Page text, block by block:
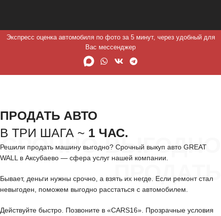
Экспресс оценка автомобиля по фото за 5 минут, через удобный для
Вас мессенджер
СРОЧНО ВЫГОДНО
ПРОДАТЬ
ПРОДАТЬ АВТО
В ТРИ ШАГА ~ 1 ЧАС.
Решили продать машину выгодно? Срочный выкуп авто GREAT
WALL в Аксубаево — сфера услуг нашей компании.
Бывает, деньги нужны срочно, а взять их негде. Если ремонт стал
невыгоден, поможем выгодно расстаться с автомобилем.
Действуйте быстро. Позвоните в «CARS16». Прозрачные условия